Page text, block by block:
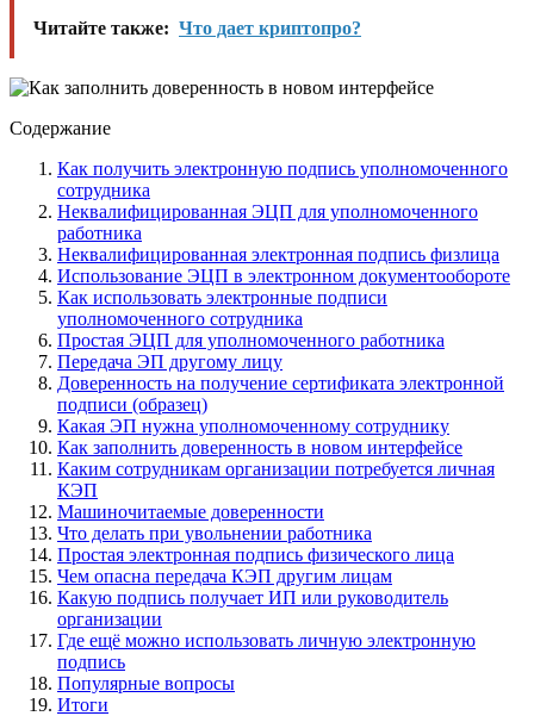
Читайте также: Что дает криптопро?
Содержание
Как получить электронную подпись уполномоченного
сотрудника
Неквалифицированная ЭЦП для уполномоченного
работника
Неквалифицированная электронная подпись физлица
Использование ЭЦП в электронном документообороте
Как использовать электронные подписи
уполномоченного сотрудника
Простая ЭЦП для уполномоченного работника
Передача ЭП другому лицу
Доверенность на получение сертификата электронной
подписи (образец)
Какая ЭП нужна уполномоченному сотруднику
Как заполнить доверенность в новом интерфейсе
Каким сотрудникам организации потребуется личная
КЭП
Машиночитаемые доверенности
Что делать при увольнении работника
Простая электронная подпись физического лица
Чем опасна передача КЭП другим лицам
Какую подпись получает ИП или руководитель
организации
Где ещё можно использовать личную электронную
подпись
Популярные вопросы
Итоги